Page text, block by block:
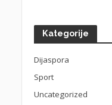
Kategorije
Dijaspora
Sport
Uncategorized